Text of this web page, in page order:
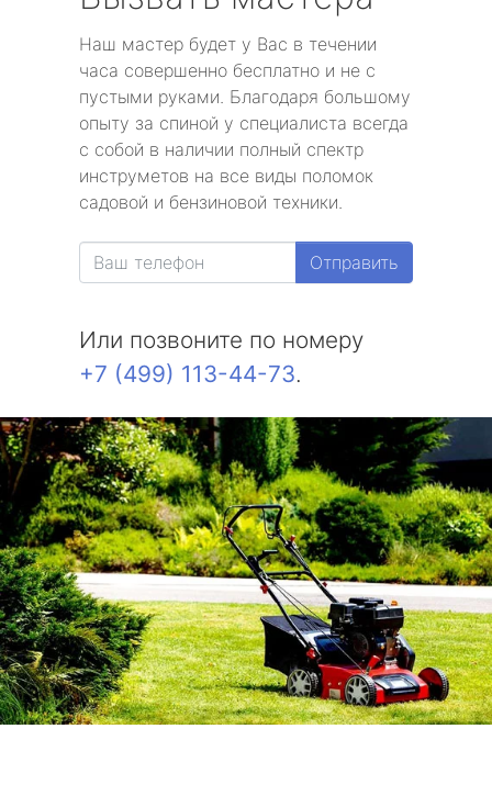
Наш мастер будет у Вас в течении
часа совершенно бесплатно и не с
пустыми руками. Благодаря большому
опыту за спиной у специалиста всегда
с собой в наличии полный спектр
инструметов на все виды поломок
садовой и бензиновой техники.
Отправить
Или позвоните по номеру
+7 (499) 113-44-73.